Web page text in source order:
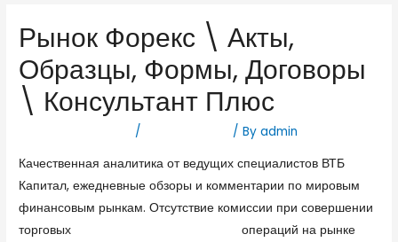
Рынок Форекс \ Акты,
Образцы, Формы, Договоры
\ Консультант Плюс
/ / Byadmin
Качественная аналитика от ведущих специалистов ВТБ
Капитал, ежедневные обзоры и комментарии по мировым
финансовым рынкам. Отсутствие комиссии при совершении
торговых
операций на рынке